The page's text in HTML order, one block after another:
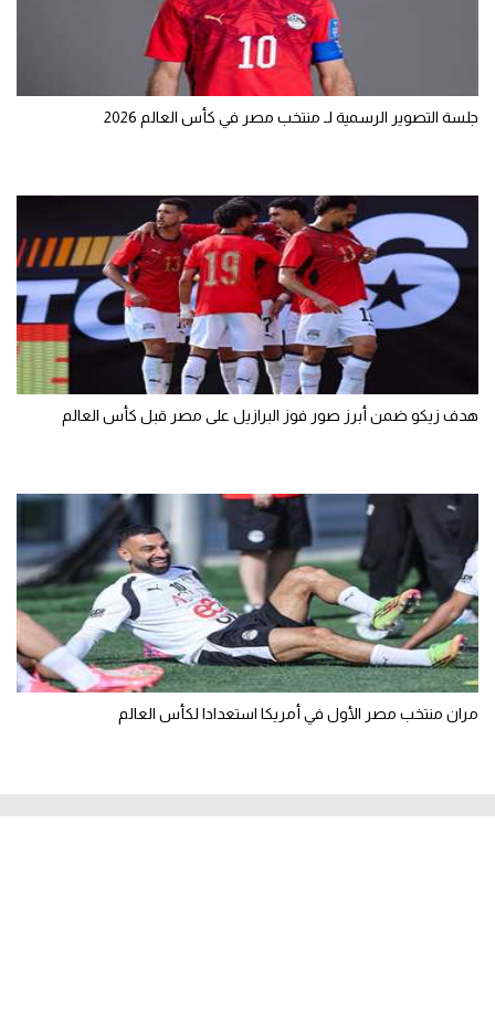
جلسة التصوير الرسمية لـ منتخب مصر في كأس العالم 2026
هدف زيكو ضمن أبرز صور فوز البرازيل على مصر قبل كأس العالم
مران منتخب مصر الأول في أمريكا استعدادا لكأس العالم